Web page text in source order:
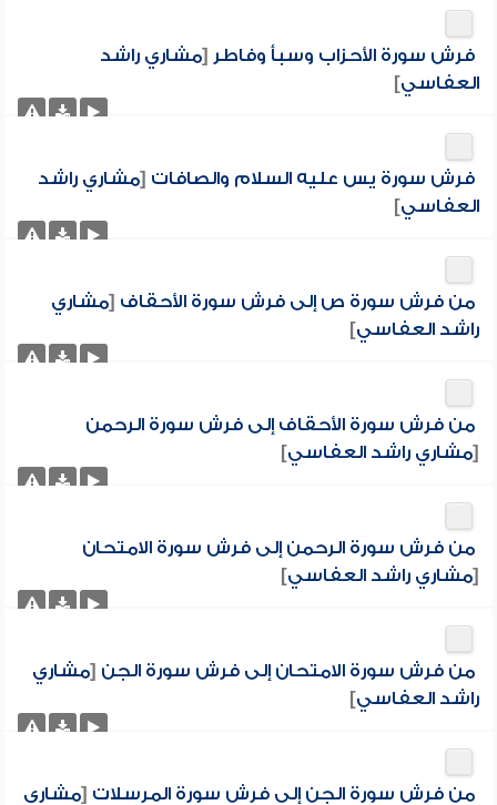
فرش سورة الأحزاب وسبأ وفاطر [مشاري راشد
العفاسي]
فرش سورة يس عليه السلام والصافات [مشاري راشد
العفاسي]
من فرش سورة ص إلى فرش سورة الأحقاف [مشاري
راشد العفاسي]
من فرش سورة الأحقاف إلى فرش سورة الرحمن
[مشاري راشد العفاسي]
من فرش سورة الرحمن إلى فرش سورة الامتحان
[مشاري راشد العفاسي]
من فرش سورة الامتحان إلى فرش سورة الجن [مشاري
راشد العفاسي]
من فرش سورة الجن إلى فرش سورة المرسلات [مشاري